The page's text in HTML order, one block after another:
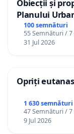
Obiecții și
Planului
100 semnături
55 Semnături / 7
31 Jul 2026
Opriți
1 630 semnături
47 Semnături / 7
9 Jul 2026